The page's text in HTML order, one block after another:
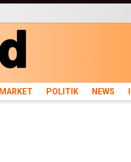
NEWS INFRASTRUKTUR LIFESTYLE
MARKET POLITIK NEWS